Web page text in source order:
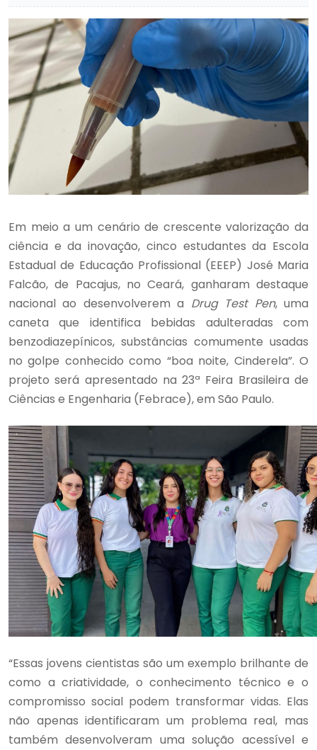
Em meio a um cenário de crescente valorização da
ciência e da inovação, cinco estudantes da Escola
Estadual de Educação Profissional (EEEP) José Maria
Falcão, de Pacajus, no Ceará, ganharam destaque
nacional ao desenvolverem a Drug Test Pen, uma
caneta que identifica bebidas adulteradas com
benzodiazepínicos, substâncias comumente usadas
no golpe conhecido como “boa noite, Cinderela”. O
projeto será apresentado na 23ª Feira Brasileira de
Ciências e Engenharia (Febrace), em São Paulo.
“Essas jovens cientistas são um exemplo brilhante de
como a criatividade, o conhecimento técnico e o
compromisso social podem transformar vidas. Elas
não apenas identificaram um problema real, mas
também desenvolveram uma solução acessível e